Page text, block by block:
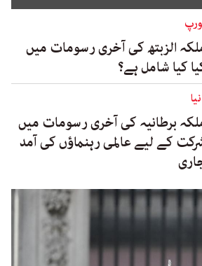
الزبتھ کی آخری رسومات میں
کیا شامل ہے؟
برطانیہ کی آخری رسومات میں
کے لیے عالمی رہنماؤں کی آمد